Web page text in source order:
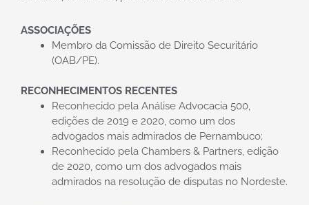
ASSOCIAÇÕES
Membro da Comissão de Direito Securitário
(OAB/PE).
RECONHECIMENTOS RECENTES
Reconhecido pela Análise Advocacia 500,
edições de 2019 e 2020, como um dos
advogados mais admirados de Pernambuco;
Reconhecido pela Chambers & Partners, edição
de 2020, como um dos advogados mais
admirados na resolução de disputas no Nordeste.